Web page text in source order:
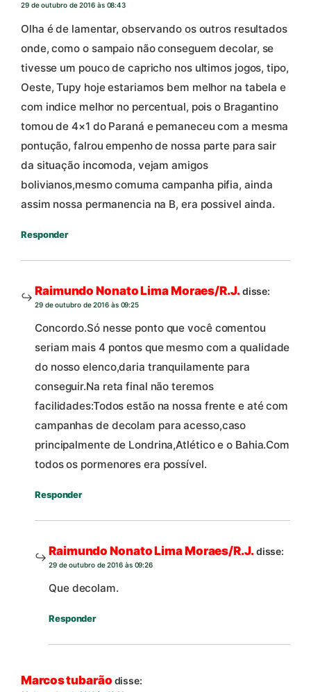
29 de outubro de 2016 às 08:43
Olha é de lamentar, observando os outros resultados
onde, como o sampaio não conseguem decolar, se
tivesse um pouco de capricho nos ultimos jogos, tipo,
Oeste, Tupy hoje estariamos bem melhor na tabela e
com indice melhor no percentual, pois o Bragantino
tomou de 4×1 do Paraná e pemaneceu com a mesma
pontução, falrou empenho de nossa parte para sair
da situação incomoda, vejam amigos
bolivianos,mesmo comuma campanha pifia, ainda
assim nossa permanencia na B, era possivel ainda.
Responder
Raimundo Nonato Lima Moraes/R.J.disse:
29 de outubro de 2016 às 09:25
Concordo.Só nesse ponto que você comentou
seriam mais 4 pontos que mesmo com a qualidade
do nosso elenco,daria tranquilamente para
conseguir.Na reta final não teremos
facilidades:Todos estão na nossa frente e até com
campanhas de decolam para acesso,caso
principalmente de Londrina,Atlético e o Bahia.Com
todos os pormenores era possível.
Responder
Raimundo Nonato Lima Moraes/R.J.disse:
29 de outubro de 2016 às 09:26
Que decolam.
Responder
Marcos tubarão disse: